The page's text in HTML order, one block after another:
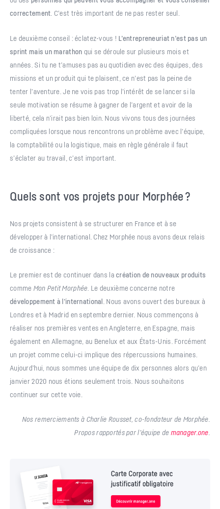
correctement . C’est très important de ne pas rester seul.
Le deuxième conseil : éclatez-vous ! L’entrepreneuriat n’est pas un
sprint mais un marathon qui se déroule sur plusieurs mois et
années. Si tu ne t’amuses pas au quotidien avec des équipes, des
missions et un produit qui te plaisent, ce n’est pas la peine de
tenter l’aventure. Je ne vois pas trop l’intérêt de se lancer si la
seule motivation se résume à gagner de l’argent et avoir de la
liberté, cela n’irait pas bien loin. Nous vivons tous des journées
compliquées lorsque nous rencontrons un problème avec l’équipe,
la comptabilité ou la logistique, mais en règle générale il faut
s’éclater au travail, c’est important.
Quels sont vos projets pour Morphée ?
Nos projets consistent à se structurer en France et à se
développer à l’international. Chez Morphée nous avons deux relais
de croissance :
Le premier est de continuer dans lacréation de nouveaux produits
comme Mon Petit Morphée . Le deuxième concerne notre
développement à l’international . Nous avons ouvert des bureaux à
Londres et à Madrid en septembre dernier. Nous commençons à
réaliser nos premières ventes en Angleterre, en Espagne, mais
également en Allemagne, au Benelux et aux États-Unis. Forcément
un projet comme celui-ci implique des répercussions humaines.
Aujourd’hui, nous sommes une équipe de dix personnes alors qu’en
janvier 2020 nous étions seulement trois. Nous souhaitons
continuer sur cette voie.
Nos remerciements à Charlie Rousset, co-fondateur de Morphée.
Propos rapportés par l’équipe de manager.one